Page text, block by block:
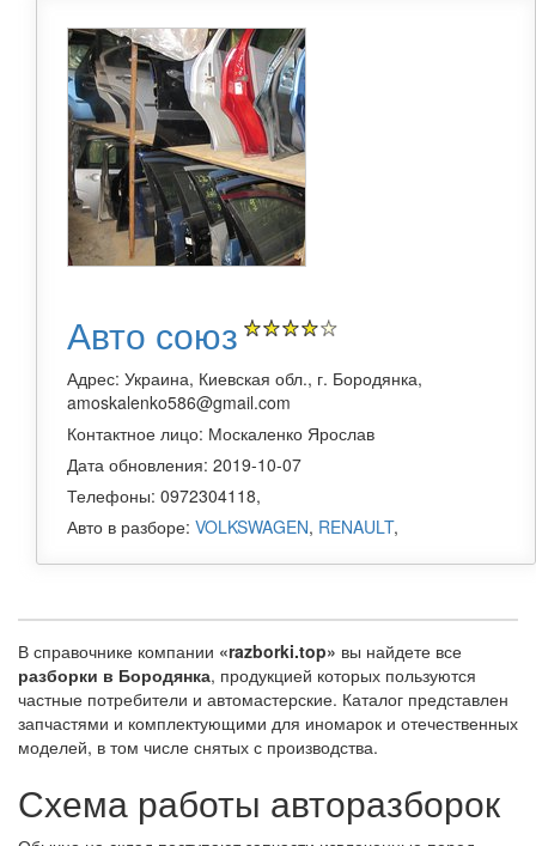
Авто союз
Адрес: Украина, Киевская обл., г. Бородянка,
amoskalenko586@gmail.com
Контактное лицо: Москаленко Ярослав
Дата обновления: 2019-10-07
Телефоны: 0972304118,
Авто в разборе: VOLKSWAGEN, RENAULT,
В справочнике компании «razborki.top» вы найдете все
разборки в Бородянка, продукцией которых пользуются
частные потребители и автомастерские. Каталог представлен
запчастями и комплектующими для иномарок и отечественных
моделей, в том числе снятых с производства.
Схема работы авторазборок